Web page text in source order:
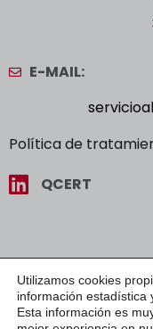
E-MAIL:
Política de
QCERT
Utilizamos cookies
información estadística
Esta información es